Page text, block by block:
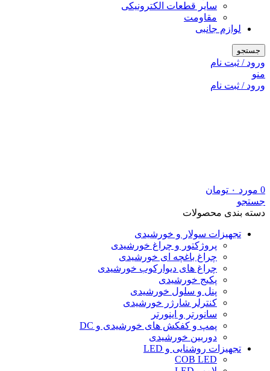
سایر قطعات الکترونیکی
مقاومت
لوازم جانبی
جستجو
ورود / ثبت نام
منو
ورود / ثبت نام
0 مورد ۰ تومان
جستجو
دسته بندی محصولات
تجهیزات سولار و خورشیدی
پروژکتور و چراغ خورشیدی
چراغ باغچه ای خورشیدی
چراغ های دیوارکوب خورشیدی
پکیج خورشیدی
پنل و سلول خورشیدی
کنترلر شارژر خورشیدی
سانورتر و اینورتر
پمپ و کفکش های خورشیدی و DC
دوربین خورشیدی
تجهیزات روشنایی و LED
COB LED